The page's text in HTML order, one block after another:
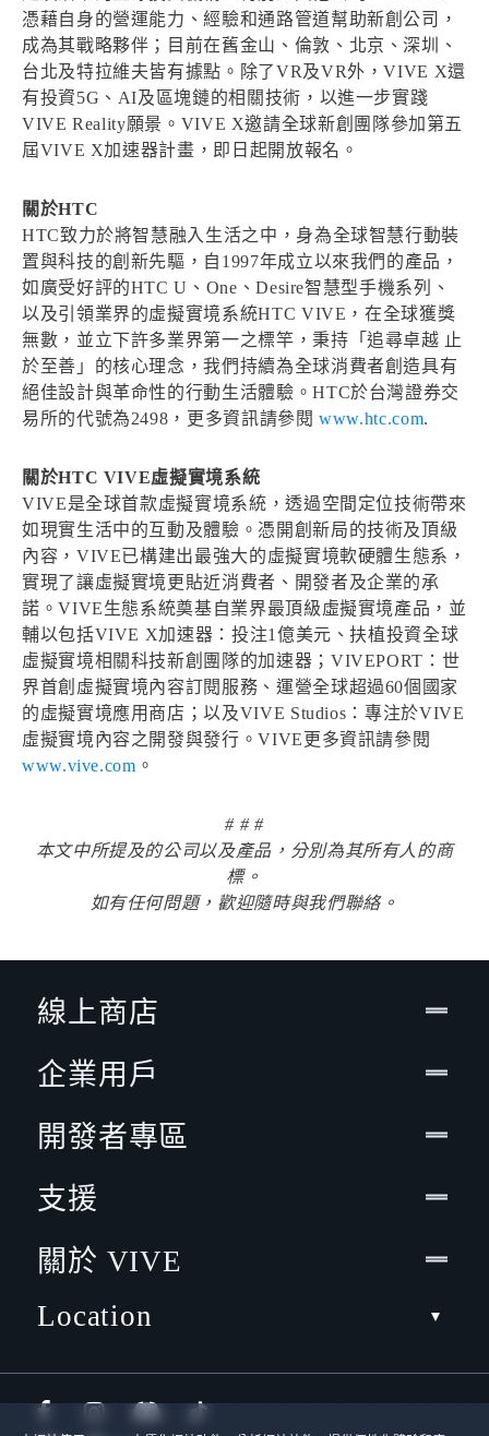
憑藉自身的營運能力、經驗和通路管道幫助新創公司，
成為其戰略夥伴；目前在舊金山、倫敦、北京、深圳、
台北及特拉維夫皆有據點。除了VR及VR外，VIVE X還
有投資5G、AI及區塊鏈的相關技術，以進一步實踐
VIVE Reality願景。VIVE X邀請全球新創團隊參加第五
屆VIVE X加速器計畫，即日起開放報名。
關於HTC
HTC致力於將智慧融入生活之中，身為全球智慧行動裝
置與科技的創新先驅，自1997年成立以來我們的產品，
如廣受好評的HTC U、One、Desire智慧型手機系列、
以及引領業界的虛擬實境系統HTC VIVE，在全球獲獎
無數，並立下許多業界第一之標竿，秉持「追尋卓越 止
於至善」的核心理念，我們持續為全球消費者創造具有
絕佳設計與革命性的行動生活體驗。HTC於台灣證券交
易所的代號為2498，更多資訊請參閱 www.htc.com.
關於HTC VIVE虛擬實境系統
VIVE是全球首款虛擬實境系統，透過空間定位技術帶來
如現實生活中的互動及體驗。憑開創新局的技術及頂級
內容，VIVE已構建出最強大的虛擬實境軟硬體生態系，
實現了讓虛擬實境更貼近消費者、開發者及企業的承
諾。VIVE生態系統奠基自業界最頂級虛擬實境產品，並
輔以包括VIVE X加速器：投注1億美元、扶植投資全球
虛擬實境相關科技新創團隊的加速器；VIVEPORT：世
界首創虛擬實境內容訂閱服務、運營全球超過60個國家
的虛擬實境應用商店；以及VIVE Studios：專注於VIVE
虛擬實境內容之開發與發行。VIVE更多資訊請參閱
www.vive.com 。
# # #
本文中所提及的公司以及產品，分別為其所有人的商
標。
如有任何問題，歡迎隨時與我們聯絡。
線上商店
企業用戶
開發者專區
支援
關於 VIVE
Location